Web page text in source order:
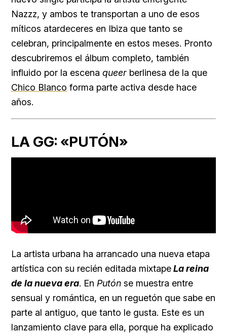
Nazzz, y ambos te transportan a uno de esos
míticos atardeceres en Ibiza que tanto se
celebran, principalmente en estos meses. Pronto
descubriremos el álbum completo, también
influido por la escena queer berlinesa de la que
Chico Blanco forma parte activa desde hace
años.
LA GG: «PUTÓN»
La artista urbana ha arrancado una nueva etapa
artística con su recién editada mixtapeLa reina
de la nueva era. En Putón se muestra entre
sensual y romántica, en un reguetón que sabe en
parte al antiguo, que tanto le gusta. Este es un
lanzamiento clave para ella, porque ha explicado